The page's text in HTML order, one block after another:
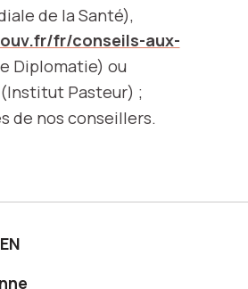
de la Santé),
fr/conseils-aux-
Diplomatie) ou
Pasteur) ;
de nos conseillers.